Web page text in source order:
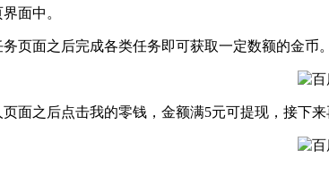
面中。
页面之后完成各类任务即可获取一定数额的金币。
面之后点击我的零钱，金额满5元可提现，接下来